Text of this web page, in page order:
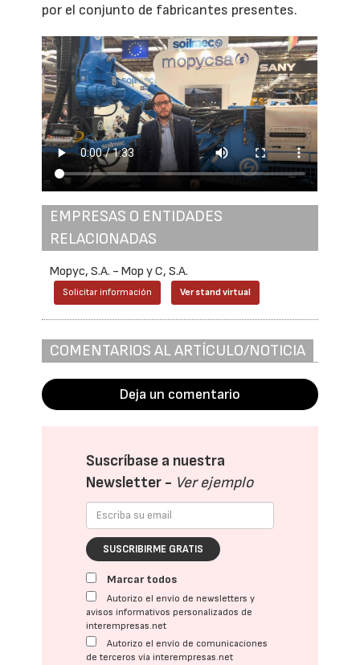
por el conjunto de fabricantes presentes.
EMPRESAS O ENTIDADES
RELACIONADAS
Mopyc, S.A. - Mop y C, S.A.
Solicitar información Ver stand virtual
COMENTARIOS AL ARTÍCULO/NOTICIA
Deja un comentario
Suscríbase a nuestra
Newsletter - Ver ejemplo
SUSCRIBIRME GRATIS
Marcar todos
Autorizo el envío de newsletters y
avisos informativos personalizados de
interempresas.net
Autorizo el envío de comunicaciones
de terceros vía interempresas.net